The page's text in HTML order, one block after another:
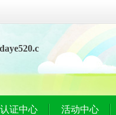
daye520.c
认证中心 活动中心